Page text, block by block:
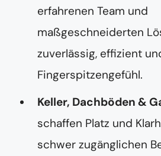
erfahrenen Team und
maßgeschneiderten
zuverlässig, effizient
Fingerspitzengefühl.
Keller, Dachböden &
schaffen Platz und
schwer zugänglichen